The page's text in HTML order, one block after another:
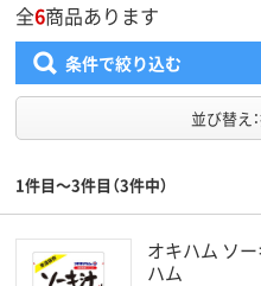
全6商品あります
条件で絞り込む
並び替え
1件目～3件目（3件中）
オキハム ソー
ハム